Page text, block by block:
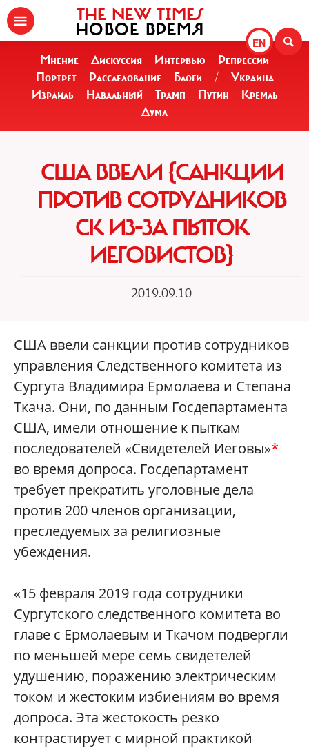
EN
THE NEW TIMES
НОВОЕ ВРЕМЯ
Мнение Дискуссия Интервью
Репрессии
Портрет
Расследование Блоги /
Украина
Израиль
Навальный Трамп Путин
Кремль
Дума
США ВВЕЛИ {САНКЦИИ
ПРОТИВ СОТРУДНИКОВ
СК ИЗ-ЗА ПЫТОК
ИЕГОВИСТОВ}
2019.09.10
США ввели санкции против сотрудников
управления Следственного комитета из
Сургута Владимира Ермолаева и Степана
Ткача. Они, по данным Госдепартамента
США, имели отношение к пыткам
последователей «Свидетелей Иеговы»*
во время допроса. Госдепартамент
требует прекратить уголовные дела
против 200 членов организации,
преследуемых за религиозные
убеждения.
«15 февраля 2019 года сотрудники
Сургутского следственного комитета во
главе с Ермолаевым и Ткачом подвергли
по меньшей мере семь свидетелей
удушению, поражению электрическим
током и жестоким избиениям во время
допроса. Эта жестокость резко
контрастирует с мирной практикой